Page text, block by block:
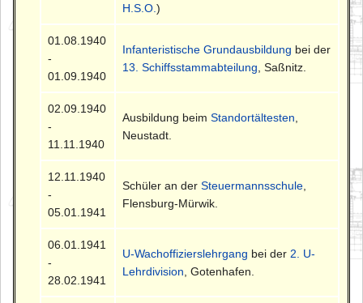
H.S.O.)
01.08.1940
-
01.09.1940
Infanteristische Grundausbildung bei der
13. Schiffsstammabteilung , Saßnitz.
02.09.1940
-
11.11.1940
Ausbildung beimStandortältesten
Neustadt.
12.11.1940
-
05.01.1941
Schüler an derSteuermannsschule
Flensburg-Mürwik.
06.01.1941
-
28.02.1941
U-Wachoffizierslehrgang bei der 2. U-
Lehrdivision , Gotenhafen.